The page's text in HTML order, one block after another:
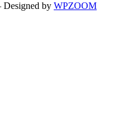
by WPZOOM